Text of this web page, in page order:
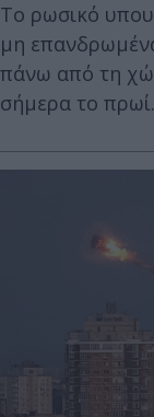
Το ρωσικό
μη
πάνω από τη
σήμερα το πρωί.